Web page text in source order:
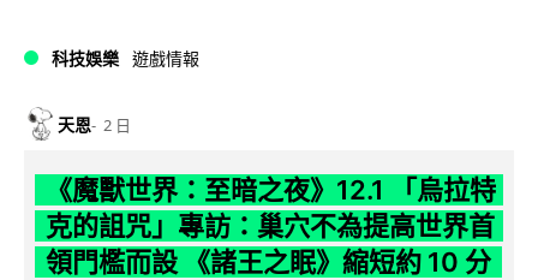
科技娛樂 遊戲情報
天恩 2 日
《魔獸世界：至暗之夜》12.1 「烏拉特
克的詛咒」專訪：巢穴不為提高世界首
領門檻而設 《諸王之眠》縮短約 10 分